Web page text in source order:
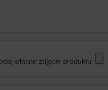
własne zdjęcie produktu: